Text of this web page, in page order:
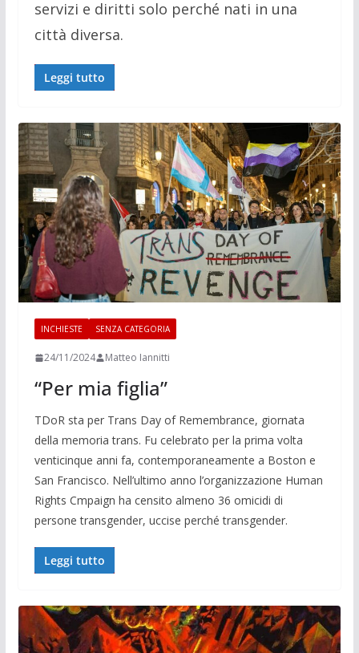
servizi e diritti solo perché nati in una
città diversa.
Leggi tutto
INCHIESTE SENZA CATEGORIA
24/11/2024 Matteo Iannitti
“Per mia figlia”
TDoR sta per Trans Day of Remembrance, giornata
della memoria trans. Fu celebrato per la prima volta
venticinque anni fa, contemporaneamente a Boston e
San Francisco. Nell’ultimo anno l’organizzazione Human
Rights Cmpaign ha censito almeno 36 omicidi di
persone transgender, uccise perché transgender.
Leggi tutto